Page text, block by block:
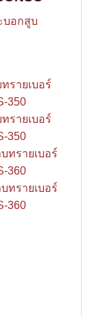
บอกสูบ
รายเบอร์
350
รายเบอร์
350
ทรายเบอร์
360
ทรายเบอร์
360